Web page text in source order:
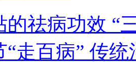
的祛病功效 “
“走百病” 传